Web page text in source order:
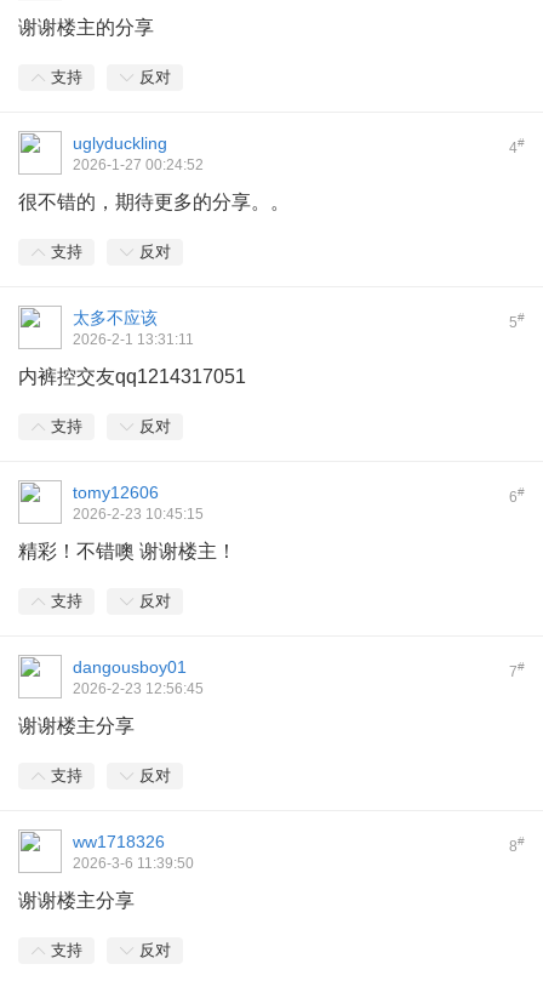
谢谢楼主的分享
支持 反对
4#
uglyduckling
2026-1-27 00:24:52
很不错的，期待更多的分享。。
支持 反对
5#
太多不应该
2026-2-1 13:31:11
内裤控交友qq1214317051
支持 反对
6#
tomy12606
2026-2-23 10:45:15
精彩！不错噢 谢谢楼主！
支持 反对
7#
dangousboy01
2026-2-23 12:56:45
谢谢楼主分享
支持 反对
8#
ww1718326
2026-3-6 11:39:50
谢谢楼主分享
支持 反对